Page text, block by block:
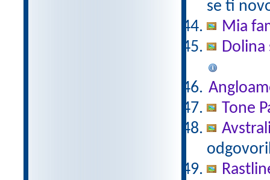
se ti
Mia
Tone